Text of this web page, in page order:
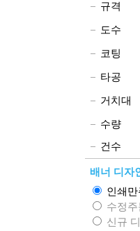
규격
도수
코팅
타공
거치대
수량
건수
배너 디자
인쇄
수정
신규